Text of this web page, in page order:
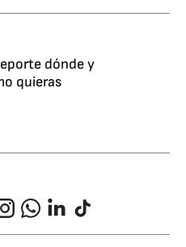
dónde y
quieras
WhatsappLinkedIn
TikTok